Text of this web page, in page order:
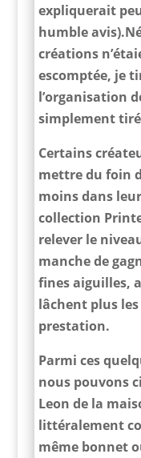
expliquerait
humble
créations
escomptée, je
l’organisation
simplement
Certains
mettre du foin
moins dans
collection
relever le
manche de
fines aiguilles,
lâchent plus
prestation.
Parmi ces
nous pouvons
Leon de la
littéralement
même bonnet